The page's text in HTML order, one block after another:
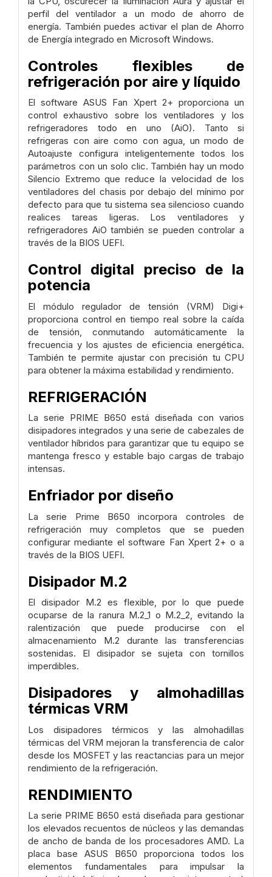
perfil del ventilador a un modo de ahorro de
energía. También puedes activar el plan de Ahorro
de Energía integrado en Microsoft Windows.
Controles flexibles de
refrigeración por aire y líquido
El software ASUS Fan Xpert 2+ proporciona un
control exhaustivo sobre los ventiladores y los
refrigeradores todo en uno (AiO). Tanto si
refrigeras con aire como con agua, un modo de
Autoajuste configura inteligentemente todos los
parámetros con un solo clic. También hay un modo
Silencio Extremo que reduce la velocidad de los
ventiladores del chasis por debajo del mínimo por
defecto para que tu sistema sea silencioso cuando
realices tareas ligeras. Los ventiladores y
refrigeradores AiO también se pueden controlar a
través de la BIOS UEFI.
Control digital preciso de la
potencia
El módulo regulador de tensión (VRM) Digi+
proporciona control en tiempo real sobre la caída
de tensión, conmutando automáticamente la
frecuencia y los ajustes de eficiencia energética.
También te permite ajustar con precisión tu CPU
para obtener la máxima estabilidad y rendimiento.
REFRIGERACIÓN
La serie PRIME B650 está diseñada con varios
disipadores integrados y una serie de cabezales de
ventilador híbridos para garantizar que tu equipo se
mantenga fresco y estable bajo cargas de trabajo
intensas.
Enfriador por diseño
La serie Prime B650 incorpora controles de
refrigeración muy completos que se pueden
configurar mediante el software Fan Xpert 2+ o a
través de la BIOS UEFI.
Disipador M.2
El disipador M.2 es flexible, por lo que puede
ocuparse de la ranura M.2_1 o M.2_2, evitando la
ralentización que puede producirse con el
almacenamiento M.2 durante las transferencias
sostenidas. El disipador se sujeta con tornillos
imperdibles.
Disipadores y almohadillas
térmicas VRM
Los disipadores térmicos y las almohadillas
térmicas del VRM mejoran la transferencia de calor
desde los MOSFET y las reactancias para un mejor
rendimiento de la refrigeración.
RENDIMIENTO
La serie PRIME B650 está diseñada para gestionar
los elevados recuentos de núcleos y las demandas
de ancho de banda de los procesadores AMD. La
placa base ASUS B650 proporciona todos los
elementos fundamentales para impulsar la